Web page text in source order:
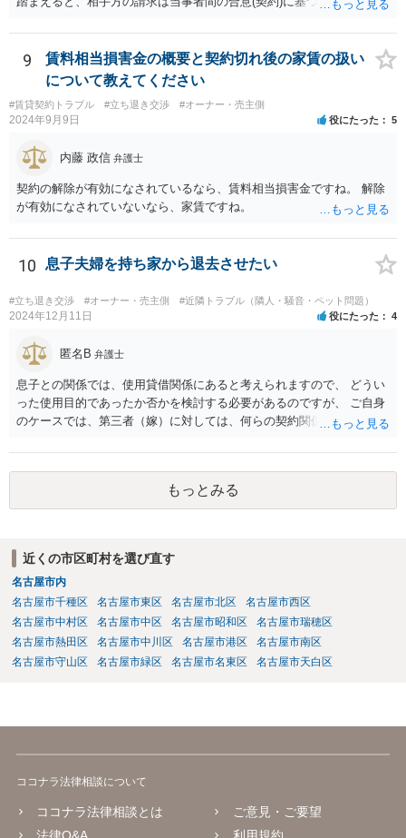
か支払う意向がない旨を伝えて、減額の交渉をすべきでしょう。 相手
方の立場としても、裁判を起こす時間や労力、経済的コストその他裁
判が終わるまでキャッシュが入ってこないことなどがネックになり得
るでしょうから、減額に応じてくる可能性は大いにあるかと思いま
す。
9
賃料相当損害金の概要と契約切れ後の家賃の扱い
について教えてください
#賃貸契約トラブル #立ち退き交渉 #オーナー・売主側
2024年9月9日 役にたった 5
内藤 政信 弁護士
契約の解除が有効になされているなら、賃料相当損害金ですね。 解除
が有効になされていないなら、家賃ですね。
10 息子夫婦を持ち家から退去させたい
#立ち退き交渉 #オーナー・売主側 #近隣トラブル（隣人・騒音・ペット問題）
2024年12月11日 役にたった 4
匿名B 弁護士
息子との関係では、使用貸借関係にあると考えられますので、 どうい
った使用目的であったか否かを検討する必要があるのですが、 ご自身
のケースでは、第三者（嫁）に対しては、何らの契約関係にもなく、
るまで賃料相当の損害賠償を続ける）。また、息子との関係でも、勝
手に第三者に又貸ししたとして、使用貸借契約の解除を検討すること
も考えられます。 ただ、同じ家にお住まいということですので、 場合
によっては、安全面を考慮して、警察へ事前に相談（あまり親身に対
もっとみる
近くの市区町村を選び直す
名古屋市内
名古屋市千種区
名古屋市東区 名古屋市北区
名古屋市西区
名古屋市中村区
名古屋市中区 名古屋市昭和区
名古屋市瑞穂区
名古屋市熱田区
名古屋市中川区 名古屋市港区
名古屋市南区
名古屋市守山区
名古屋市緑区 名古屋市名東区 名古屋市天白区
ココナラ法律相談について
ココナラ法律相談とは
法律Q&A
ご意見・ご要望
利用規約